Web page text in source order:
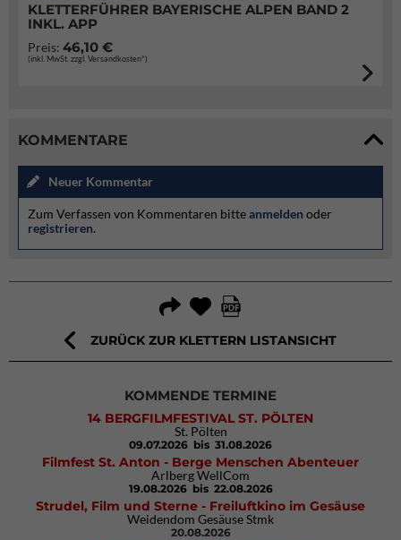
KLETTERFÜHRER BAYERISCHE ALPEN BAND 2
INKL. APP
Preis: 46,10 €
(inkl. MwSt. zzgl. Versandkosten*)
KOMMENTARE
Neuer Kommentar
Zum Verfassen von Kommentaren bitteanmelden oder
registrieren.
ZURÜCK ZUR KLETTERN LISTANSICHT
KOMMENDE TERMINE
14 BERGFILMFESTIVAL ST. PÖLTEN
St. Pölten
09.07.2026 bis 31.08.2026
Filmfest St. Anton - Berge Menschen Abenteuer
Arlberg WellCom
19.08.2026 bis 22.08.2026
Strudel, Film und Sterne - Freiluftkino im Gesäuse
Weidendom Gesäuse Stmk
20.08.2026